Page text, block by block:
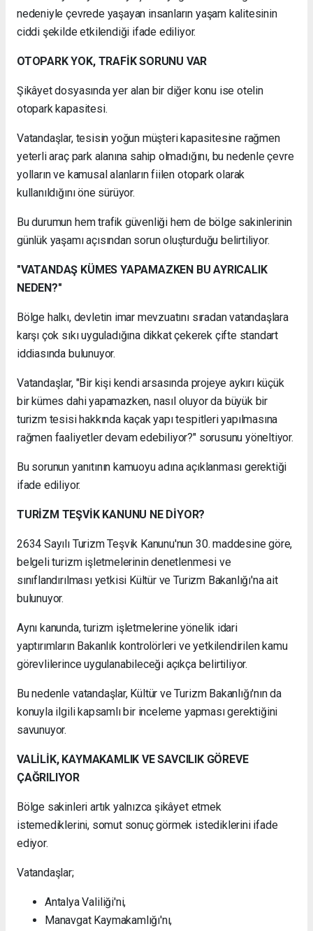
nedeniyle çevrede yaşayan insanların yaşam kalitesinin
ciddi şekilde etkilendiği ifade ediliyor.
OTOPARK YOK, TRAFİK SORUNU VAR
Şikâyet dosyasında yer alan bir diğer konu ise otelin
otopark kapasitesi.
Vatandaşlar, tesisin yoğun müşteri kapasitesine rağmen
yeterli araç park alanına sahip olmadığını, bu nedenle çevre
yolların ve kamusal alanların fiilen otopark olarak
kullanıldığını öne sürüyor.
Bu durumun hem trafik güvenliği hem de bölge sakinlerinin
günlük yaşamı açısından sorun oluşturduğu belirtiliyor.
"VATANDAŞ KÜMES YAPAMAZKEN BU AYRICALIK
NEDEN?"
Bölge halkı, devletin imar mevzuatını sıradan vatandaşlara
karşı çok sıkı uyguladığına dikkat çekerek çifte standart
iddiasında bulunuyor.
Vatandaşlar, "Bir kişi kendi arsasında projeye aykırı küçük
bir kümes dahi yapamazken, nasıl oluyor da büyük bir
turizm tesisi hakkında kaçak yapı tespitleri yapılmasına
rağmen faaliyetler devam edebiliyor?" sorusunu yöneltiyor.
Bu sorunun yanıtının kamuoyu adına açıklanması gerektiği
ifade ediliyor.
TURİZM TEŞVİK KANUNU NE DİYOR?
2634 Sayılı Turizm Teşvik Kanunu'nun 30. maddesine göre,
belgeli turizm işletmelerinin denetlenmesi ve
sınıflandırılması yetkisi Kültür ve Turizm Bakanlığı'na ait
bulunuyor.
Aynı kanunda, turizm işletmelerine yönelik idari
yaptırımların Bakanlık kontrolörleri ve yetkilendirilen kamu
görevlilerince uygulanabileceği açıkça belirtiliyor.
Bu nedenle vatandaşlar, Kültür ve Turizm Bakanlığı'nın da
konuyla ilgili kapsamlı bir inceleme yapması gerektiğini
savunuyor.
VALİLİK, KAYMAKAMLIK VE SAVCILIK GÖREVE
ÇAĞRILIYOR
Bölge sakinleri artık yalnızca şikâyet etmek
istemediklerini, somut sonuç görmek istediklerini ifade
ediyor.
Vatandaşlar;
Antalya Valiliği'ni,
Manavgat Kaymakamlığı'nı,